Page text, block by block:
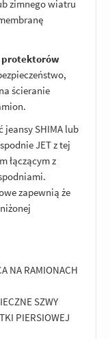
zimnego wiatru
protektorów
ścieranie
jeansy SHIMA lub
JET z tej
łączącym z
zapewnią że
NA RAMIONACH
SZWY
PIERSIOWEJ